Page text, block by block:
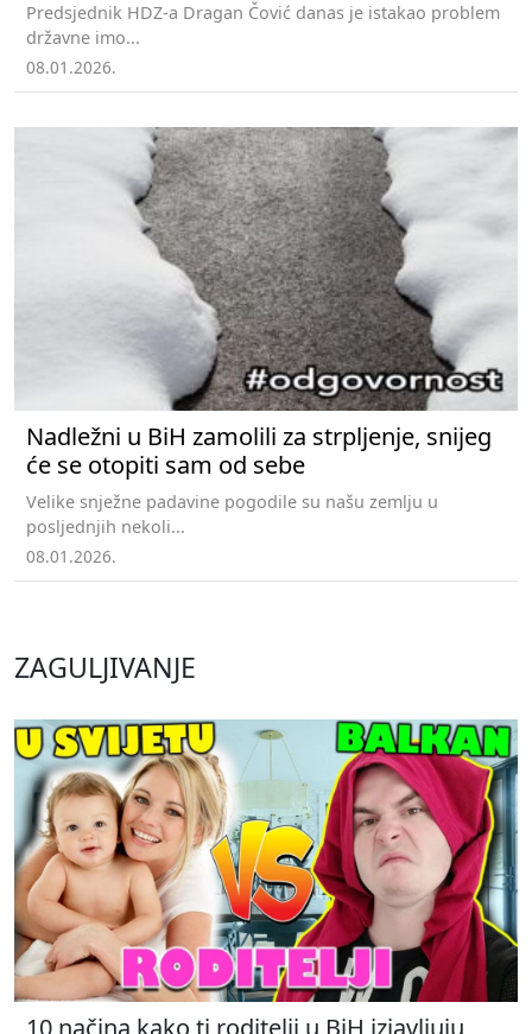
Predsjednik HDZ-a Dragan Čović danas je istakao problem
državne imo...
08.01.2026.
Nadležni u BiH zamolili za strpljenje, snijeg
će se otopiti sam od sebe
Velike snježne padavine pogodile su našu zemlju u
posljednjih nekoli...
08.01.2026.
ZAGULJIVANJE